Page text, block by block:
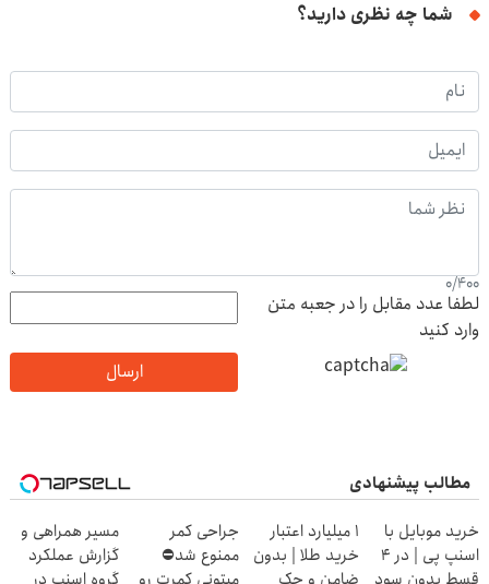
شما چه نظری دارید؟
0/400
لطفا عدد مقابل را در جعبه متن
وارد کنید
ارسال
مطالب پیشنهادی
خرید موبایل با
اسنپ پی | در ۴
۱ میلیارد اعتبار
خرید طلا | بدون
جراحی کمر
ممنوع شد⛔
مسیر همراهی و
گزارش عملکرد